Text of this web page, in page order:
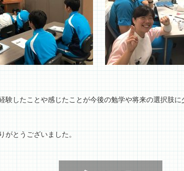
験したことや感じたことが今後の勉学や将来の選択肢
がとうございました。